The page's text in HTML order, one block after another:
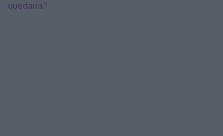
quedaría?